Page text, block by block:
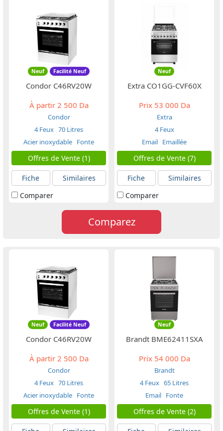
Neuf Facilité Neuf
Condor C46RV20W
À partir2 500 Da
Condor
4 Feux 70 Litres
Acier inoxydable Fonte
Offres de Vente (1)
Fiche
Similaires
Comparer
Neuf
Extra CO1GG-CVF60X
Prix53 000 Da
Extra
4 Feux
Email Emaillée
Offres de Vente (7)
Fiche
Similaires
Comparer
Comparez
Neuf Facilité Neuf
Condor C46RV20W
À partir2 500 Da
Condor
4 Feux 70 Litres
Acier inoxydable Fonte
Offres de Vente (1)
Neuf
Brandt BME62411SXA
Prix54 000 Da
Brandt
4 Feux 65 Litres
Email Fonte
Offres de Vente (2)